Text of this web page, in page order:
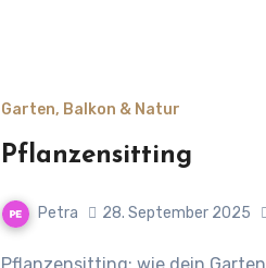
Garten, Balkon & Natur
Pflanzensitting
Petra 28. September 2025